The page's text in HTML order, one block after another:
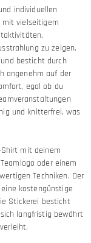
individuellen
mit vielseitigem
zu zeigen.
besticht durch
angenehm auf der
egal ob du
und knitterfrei, was
mit deinem
oder einem
Techniken. Der
kostengünstige
Stickerei besticht
langfristig bewährt